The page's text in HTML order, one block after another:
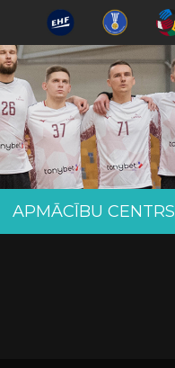
APMĀCĪBU CENTRS